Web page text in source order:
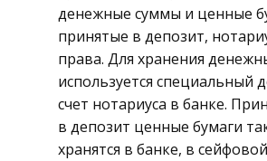
денежные суммы и ценные
принятые в депозит,
права. Для хранения
используется специальный
счет нотариуса в банке.
в депозит ценные бумаги
хранятся в банке, в